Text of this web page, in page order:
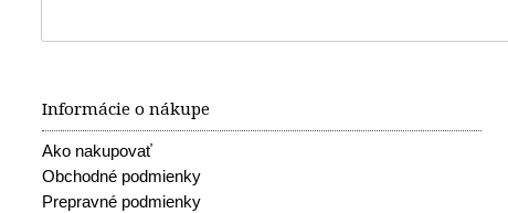
Informácie o nákupe
Ako nakupovať
Obchodné podmienky
Prepravné podmienky